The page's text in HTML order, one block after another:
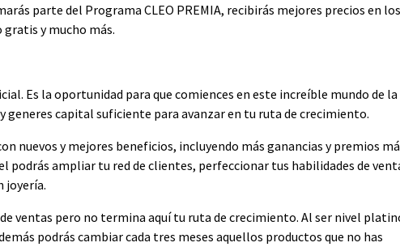
parte del Programa CLEO PREMIA, recibirás mejores precios en los
y mucho más.
Es la oportunidad para que comiences en este increíble mundo de la
generes capital suficiente para avanzar en tu ruta de crecimiento.
nuevos y mejores beneficios, incluyendo más ganancias y premios
podrás ampliar tu red de clientes, perfeccionar tus habilidades de
joyería.
ventas pero no termina aquí tu ruta de crecimiento. Al ser nivel
podrás cambiar cada tres meses aquellos productos que no has